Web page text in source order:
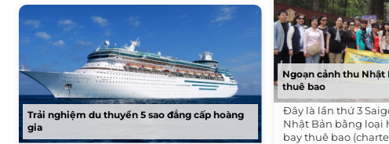
Trải nghiệm du thuyền 5 sao đẳng cấp hoàng
gia
Ngoạn cảnh thu Nhật
thuê bao
Đây là lần thứ 3
Nhật Bản bằng loại
bay thuê bao